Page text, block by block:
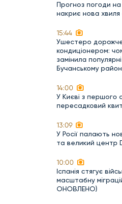
Прогноз погоди на
накриє нова хвиля
15:44
Ушестеро
кондиціонером:
замінила
Бучанському
14:00
У Києві з першого
пересадковий
13:09
У Росії палають
та великий центр
10:00
Іспанія стягує
масштабну
ОНОВЛЕНО)